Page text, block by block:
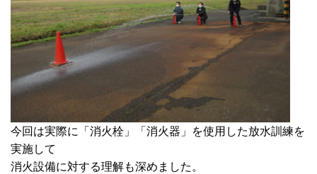
今回は実際に「消火栓」「消火器」を使用した放水訓練を
実施して
消火設備に対する理解も深めました。